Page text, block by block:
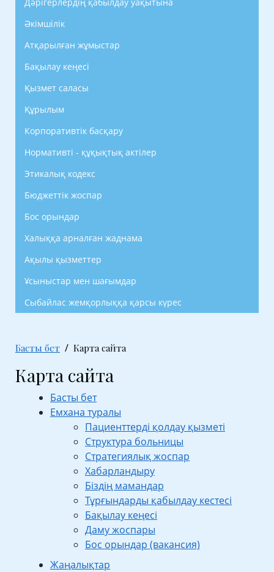
Әкімшілік
Атқарылған жұмыстар
Бақылау кеңесі
Қызмет саласы
Құрылым
Корпоративтік басқару
Нормативті - құқықтық актілер
Этикалық кодекс
Бюджеттік жоспар
Бос орындар
Халыққа арналған жаднама
Ақылы қызметтер
Ұсыныстар мен шағымдар
Сыбайлас жемқорлыққа қарсы күрес
Басты бет Карта сайта
Карта сайта
Басты бет
Емхана туралы
Пациенттерді қолдау қызметі
Структура больницы
Стратегиялық жоспар
Хабарландыру
Біздің мамандар
Тұрғындарды қабылдау кестесі
Бақылау кеңесі
Даму жоспары
Бос орындар (вакансия)
Жаңалықтар